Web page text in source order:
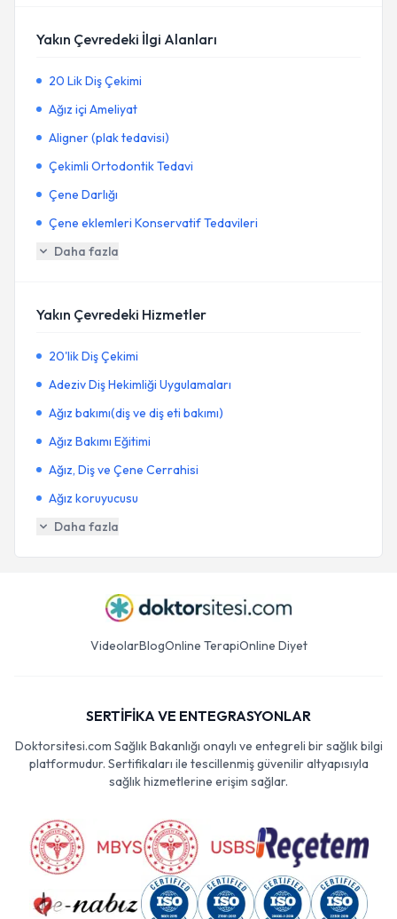
Yakın Çevredeki İlgi Alanları
20 Lik Diş Çekimi
Ağız içi Ameliyat
Aligner (plak tedavisi)
Çekimli Ortodontik Tedavi
Çene Darlığı
Çene eklemleri Konservatif Tedavileri
Daha fazla
Yakın Çevredeki Hizmetler
20'lik Diş Çekimi
Adeziv Diş Hekimliği Uygulamaları
Ağız bakımı(diş ve diş eti bakımı)
Ağız Bakımı Eğitimi
Ağız, Diş ve Çene Cerrahisi
Ağız koruyucusu
Daha fazla
VideolarBlogOnline TerapiOnline Diyet
SERTİFİKA VE ENTEGRASYONLAR
Doktorsitesi.com Sağlık Bakanlığı onaylı ve entegreli bir sağlık bilgi
platformudur. Sertifikaları ile tescillenmiş güvenilir altyapısıyla
sağlık hizmetlerine erişim sağlar.